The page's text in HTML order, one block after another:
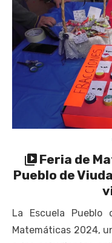
UOH y Municipalidad
esterilización de
Hospital de Santa Cruz
alianza para mejorar el
gastroenterológica
Rector y diputado
al CFT O’Higgins
Valparaíso vuelve a
conexión a internet
Feria de
Pueblo de
La Escuela
Matemáticas 2024,